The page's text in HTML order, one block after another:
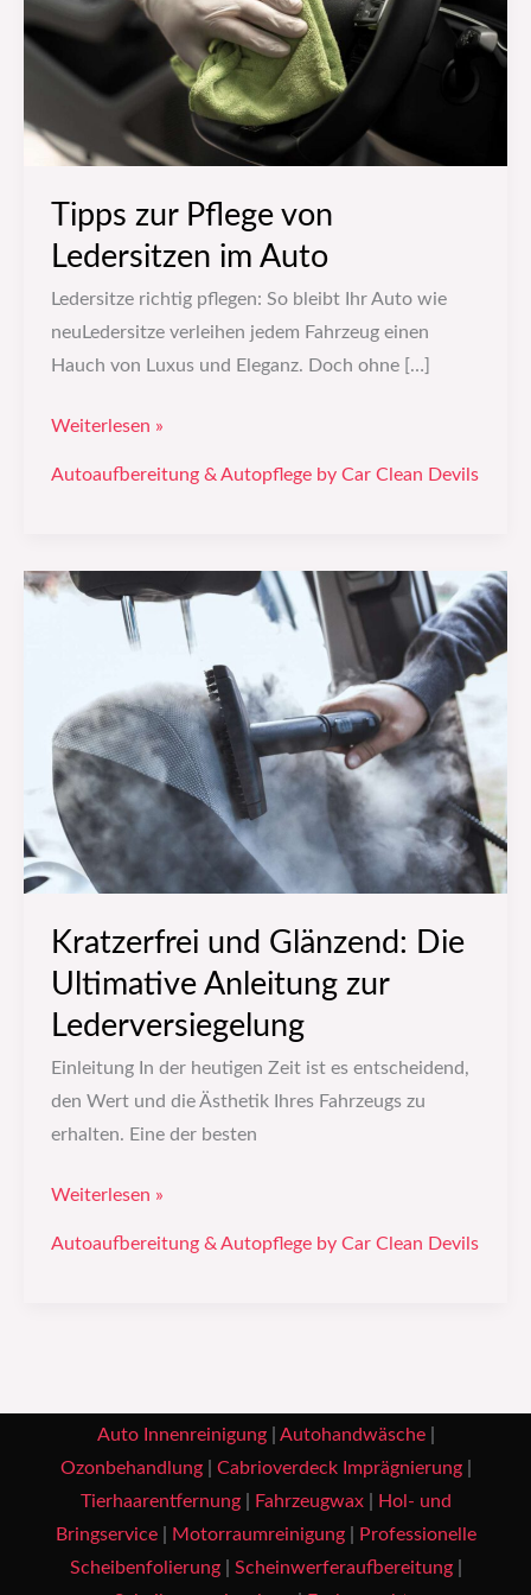
Tipps zur Pflege von
Ledersitzen im Auto
Ledersitze richtig pflegen: So bleibt Ihr Auto wie
neuLedersitze verleihen jedem Fahrzeug einen
Hauch von Luxus und Eleganz. Doch ohne […]
im
Auto
Weiterlesen »
Autoaufbereitung & Autopflege by Car Clean Devils
Kratzerfrei und Glänzend: Die
Ultimative Anleitung zur
Lederversiegelung
Einleitung In der heutigen Zeit ist es entscheidend,
den Wert und die Ästhetik Ihres Fahrzeugs zu
erhalten. Eine der besten
Kratzerfrei
Ultimative
Anleitung
zur
Lederversiegelung
Weiterlesen »
Autoaufbereitung & Autopflege by Car Clean Devils
Auto Innenreinigung| Autohandwäsche|
Ozonbehandlung| Cabrioverdeck Imprägnierung|
Tierhaarentfernung| Fahrzeugwax|
Hol- und
Bringservice| Motorraumreinigung|
Professionelle
Scheibenfolierung| Scheinwerferaufbereitung|